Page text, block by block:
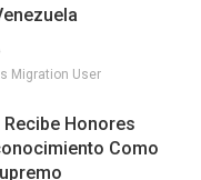
Migration User